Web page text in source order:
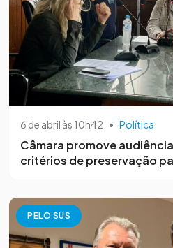
6 de abril às 10h42 • Política
Câmara promove
critérios de preservação
PELO SUS